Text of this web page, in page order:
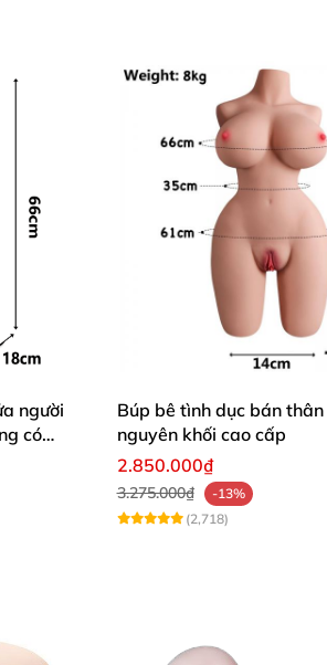
người
có
Búp bê tình dục bán
nguyên khối cao cấp
2.850.000₫
3.275.000₫
-13%
(2,718)